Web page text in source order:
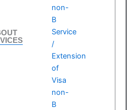
non-
B
Service
/
Extension
of
Visa
non-
B